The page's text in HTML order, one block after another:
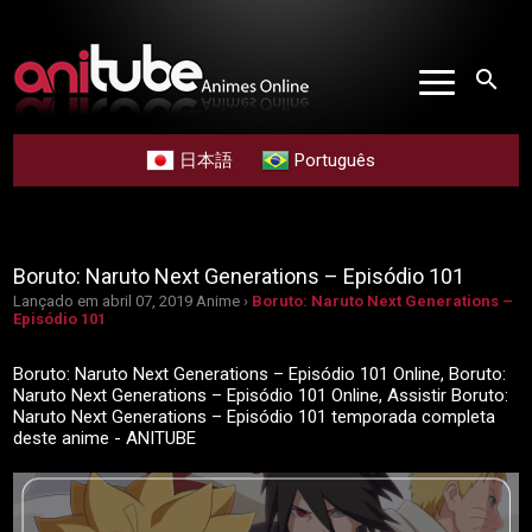
search
日本語 Português
Boruto: Naruto Next Generations – Episódio 101
Lançado em abril 07, 2019 Anime › Boruto: Naruto Next Generations –
Episódio 101
Boruto: Naruto Next Generations – Episódio 101 Online, Boruto:
Naruto Next Generations – Episódio 101 Online, Assistir Boruto:
Naruto Next Generations – Episódio 101 temporada completa
deste anime - ANITUBE